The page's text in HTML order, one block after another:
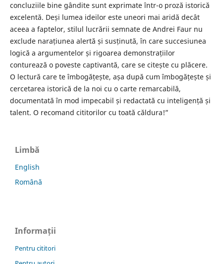
concluziile bine gândite sunt exprimate într-o proză istorică
excelentă. Deși lumea ideilor este uneori mai aridă decât
aceea a faptelor, stilul lucrării semnate de Andrei Faur nu
exclude narațiunea alertă și susținută, în care succesiunea
logică a argumentelor și rigoarea demonstrațiilor
conturează o poveste captivantă, care se citește cu plăcere.
O lectură care te îmbogățește, așa după cum îmbogățește și
cercetarea istorică de la noi cu o carte remarcabilă,
documentată în mod impecabil și redactată cu inteligență și
talent. O recomand cititorilor cu toată căldura!”
Limbă
English
Română
Informații
Pentru cititori